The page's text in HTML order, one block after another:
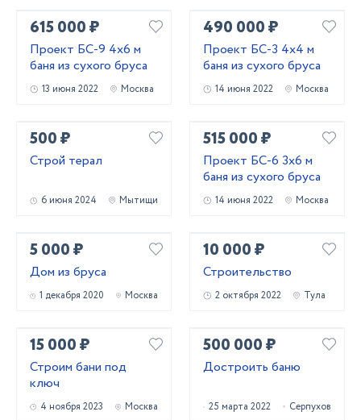
615 000 ₽
Проект БС-9 4х6 м
баня из сухого бруса
13 июня 2022 Москва
490 000 ₽
Проект БС-3 4х4 м
баня из сухого бруса
14 июня 2022 Москва
500 ₽
Строй терал
6 июня 2024 Мытищи
515 000 ₽
Проект БС-6 3х6 м
баня из сухого бруса
14 июня 2022 Москва
5 000 ₽
Дом из бруса
1 декабря 2020 Москва
10 000 ₽
Строительство
2 октября 2022 Тула
15 000 ₽
Строим бани под
ключ
4 ноября 2023 Москва
500 000 ₽
Достроить баню
25 марта 2022 Серпухов